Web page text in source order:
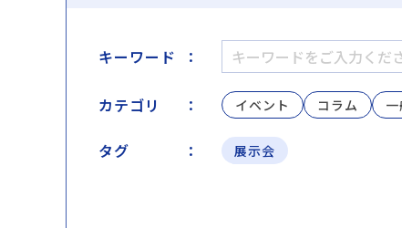
キーワード ：
カテゴリ ： イベント コラム
タグ ： 展示会